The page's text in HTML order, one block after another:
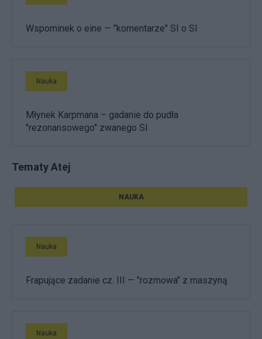
Wspominek o eine — "komentarze" SI o SI
Nauka
Młynek Karpmana – gadanie do pudła
"rezonansowego" zwanego SI
Tematy Atej
NAUKA
Nauka
Frapujące zadanie cz. III — "rozmowa" z maszyną
Nauka